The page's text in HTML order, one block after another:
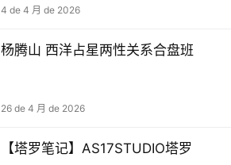
4 de 4 月 de 2026
杨腾山 西洋占星两性关系合盘班
26 de 4 月 de 2026
【塔罗笔记】AS17STUDIO塔罗